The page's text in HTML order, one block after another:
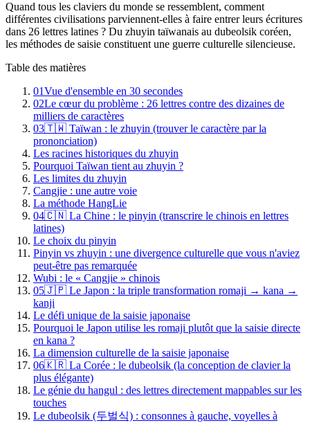
Quand tous les claviers du monde se ressemblent, comment
différentes civilisations parviennent-elles à faire entrer leurs écritures
dans 26 lettres latines ? Du zhuyin taïwanais au dubeolsik coréen,
les méthodes de saisie constituent une guerre culturelle silencieuse.
Table des matières
01Vue d'ensemble en 30 secondes
02Le cœur du problème : 26 lettres contre des dizaines de
milliers de caractères
03🇹🇼 Taïwan : le zhuyin (trouver le caractère par la
prononciation)
Les racines historiques du zhuyin
Pourquoi Taïwan tient au zhuyin ?
Les limites du zhuyin
Cangjie : une autre voie
La méthode HangLie
04🇨🇳 La Chine : le pinyin (transcrire le chinois en lettres
latines)
Le choix du pinyin
Pinyin vs zhuyin : une divergence culturelle que vous n'aviez
peut-être pas remarquée
Wubi : le « Cangjie » chinois
05🇯🇵 Le Japon : la triple transformation romaji → kana →
kanji
Le défi unique de la saisie japonaise
Pourquoi le Japon utilise les romaji plutôt que la saisie directe
en kana ?
La dimension culturelle de la saisie japonaise
06🇰🇷 La Corée : le dubeolsik (la conception de clavier la
plus élégante)
Le génie du hangul : des lettres directement mappables sur les
touches
Le dubeolsik (두벌식) : consonnes à gauche, voyelles à